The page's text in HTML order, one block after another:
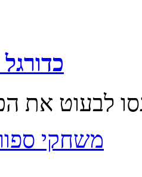
משחקי